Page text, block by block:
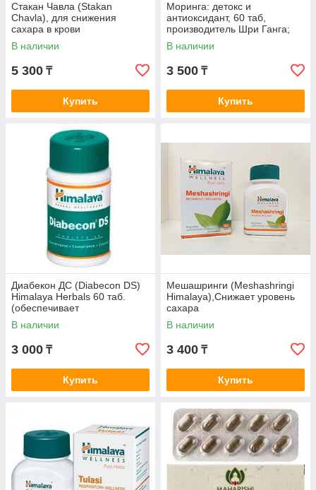
Стакан Чавла (Stakan
Chavla), для снижения
сахара в крови
В наличии
5 300 ₸
Купить
Моринга: детокс и
антиоксидант, 60 таб,
производитель Шри Ганга;
Moringa Tab, 60 tabs, Sri
Ganga Pharmacy
В наличии
3 500 ₸
Купить
Диабекон ДС (Diabecon DS)
Himalaya Herbals 60 таб.
(обеспечивает
восстановление b-клеоток )
В наличии
3 000 ₸
Купить
Мешашринги (Meshashringi
Himalaya),Cнижает уровень
сахара
В наличии
3 400 ₸
Купить